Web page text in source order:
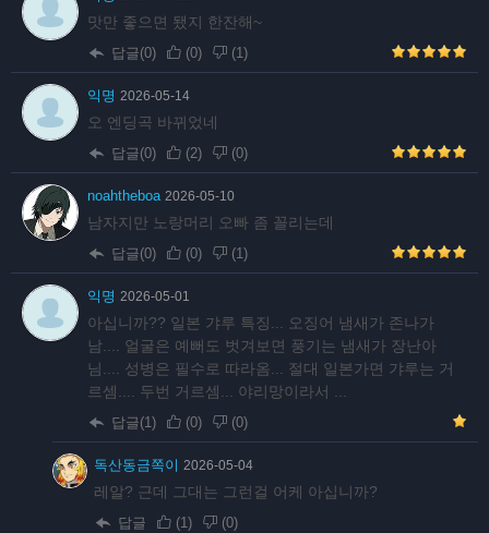
맛만 좋으면 됐지 한잔해~
답글(0) (0) (1)
익명 2026-05-14
오 엔딩곡 바뀌었네
답글(0) (2) (0)
noahtheboa 2026-05-10
남자지만 노랑머리 오빠 좀 꼴리는데
답글(0) (0) (1)
익명 2026-05-01
아십니까?? 일본 갸루 특징... 오징어 냄새가 존나가
남.... 얼굴은 예뻐도 벗겨보면 풍기는 냄새가 장난아
님.... 성병은 필수로 따라옴... 절대 일본가면 갸루는 거
르셈.... 두번 거르셈... 야리망이라서 ...
답글(1) (0) (0)
독산동금쪽이 2026-05-04
레알? 근데 그대는 그런걸 어케 아십니까?
답글 (1) (0)